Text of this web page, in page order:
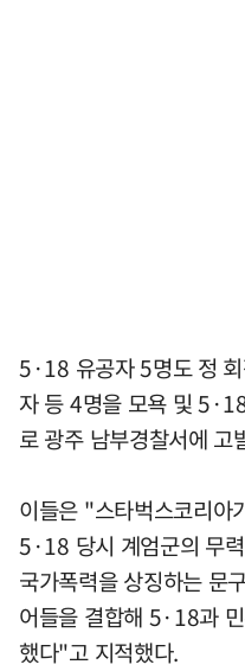
5·18 유공자 5명도 정
자 등 4명을 모욕 및
로 광주 남부경찰서에 고
이들은 "스타벅스코리
5·18 당시 계엄군의 무
국가폭력을 상징하는 문
어들을 결합해 5·18과
했다"고 지적했다.